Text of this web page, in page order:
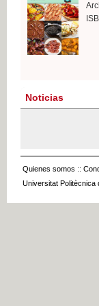
Noticias
Quienes somos ::
Universitat Politècnica